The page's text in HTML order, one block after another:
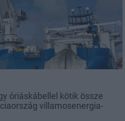
óriáskábellel kötik össze
villamosenergia-